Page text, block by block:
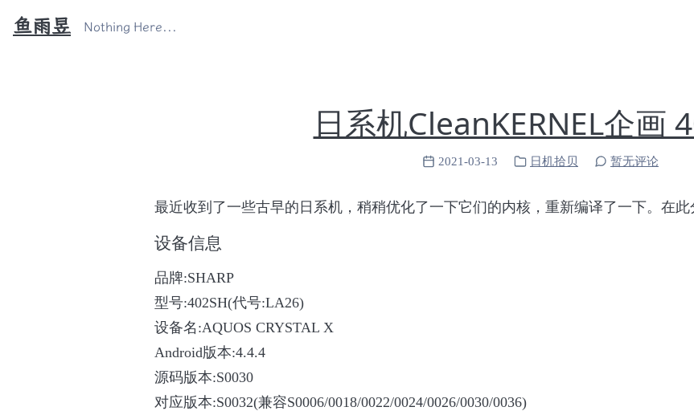
鱼雨昱 Nothing Here...
日系机CleanKERNEL企画
2021-03-13 日机拾贝 暂无评论
最近收到了一些古早的日系机，稍稍优化了一下它们的内核，重新编译了一下。在此
设备信息
品牌:SHARP
型号:402SH(代号:LA26)
设备名:AQUOS CRYSTAL X
Android版本:4.4.4
源码版本:S0030
对应版本:S0032(兼容S0006/0018/0022/0024/0026/0030/0036)